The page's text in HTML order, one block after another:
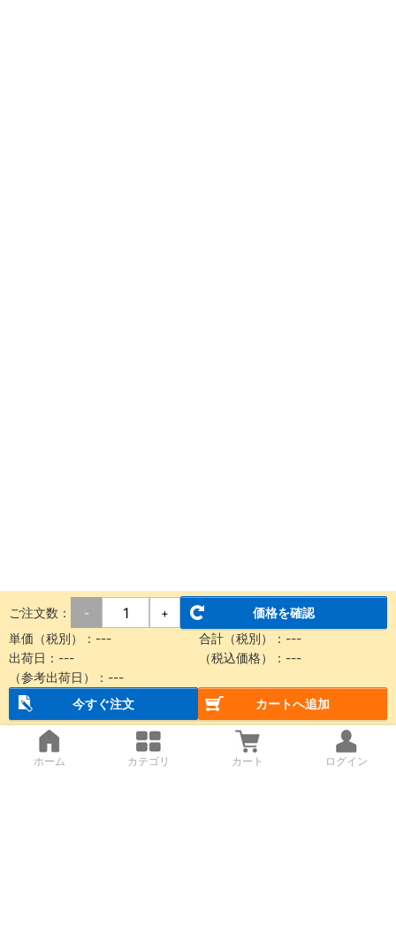
ご注文数： - +
価格を確認
単価（税別）： --- 合計（税別）： ---
出荷日： --- （税込価格）： ---
（参考出荷日）： ---
今すぐ注文
カートへ追加
ホーム カテゴリ カート ログイン